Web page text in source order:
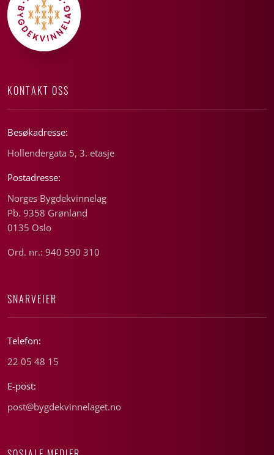
KONTAKT OSS
Besøkadresse:
Hollendergata 5, 3. etasje
Postadresse:
Norges Bygdekvinnelag
Pb. 9358 Grønland
0135 Oslo
Ord. nr.: 940 590 310
SNARVEIER
Telefon:
22 05 48 15
E-post:
post@bygdekvinnelaget.no